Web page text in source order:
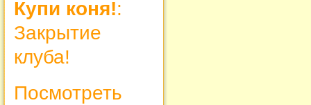
Купи коня!:
Закрытие
клуба!
Посмотреть